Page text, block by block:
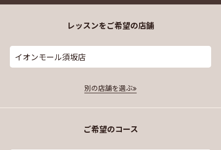
レッスンをご希望の店舗
イオンモール須坂店
別の店舗を選ぶ
ご希望のコース